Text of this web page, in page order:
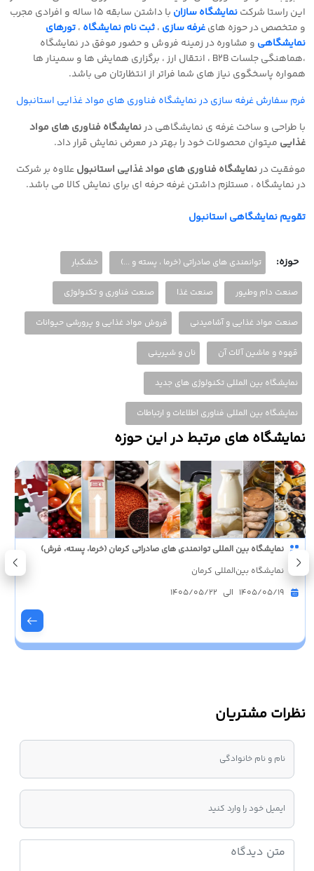
این راستا شرکتنمایشگاه سازان
با داشتن سابقه 15 ساله و افرادی مجرب
و متخصص در حوزه هایغرفه سازی ،ثبت نام نمایشگاه ،تورهای
نمایشگاهی و مشاوره در زمینه فروش و حضور موفق در نمایشگاه
،هماهنگی جلسات
، انتقال ارز ، برگزاری همایش ها و سمینار ها
همواره پاسخگوی نیاز های شما فراتر از انتظارتان می باشد.
فرم سفارش غرفه سازی در نمایشگاه فناوری های مواد غذایی استانبول
با طراحی و ساخت غرفه ی نمایشگاهی درنمایشگاه فناوری های مواد
غذایی میتوان محصولات خود را بهتر در معرض نمایش قرار داد.
موفقیت درنمایشگاه فناوری های مواد غذایی استانبولعلاوه بر شرکت
در نمایشگاه ، مستلزم داشتن غرفه حرفه ای برای نمایش کالا می باشد.
تقویم نمایشگاهی استانبول
حوزه: توانمندی های صادراتی (خرما ، پسته و ...) خشکبار
صنعت دام وطیور صنعت غذا صنعت فناوری و تکنولوژی
صنعت مواد غذایی و آشامیدنی فروش مواد غذایی و پرورشی حیوانات
قهوه و ماشین آلات آن نان و شیرینی
نمایشگاه بین المللی تکنولوژی های جدید
نمایشگاه بین المللی فناوری اطلاعات و ارتباطات
نمایشگاه های مرتبط در این حوزه
نمایشگاه بین المللی توانمندی های صادراتی کرمان (خرما، پسته، فرش)
نمایشگاه بین‌‌المللی کرمان
1405/05/19 الی 1405/05/22
نظرات مشتریان